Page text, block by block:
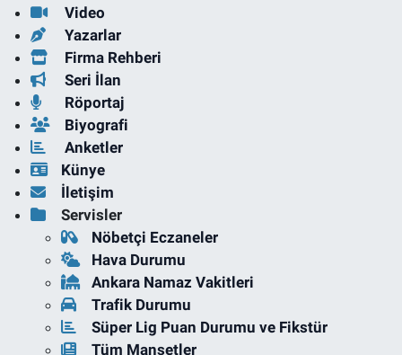
Video
Yazarlar
Firma Rehberi
Seri İlan
Röportaj
Biyografi
Anketler
Künye
İletişim
Servisler
Nöbetçi Eczaneler
Hava Durumu
Ankara Namaz Vakitleri
Trafik Durumu
Süper Lig Puan Durumu ve Fikstür
Tüm Manşetler